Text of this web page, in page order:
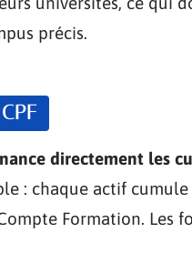
précis.
directement les
: chaque actif
Formation. Les